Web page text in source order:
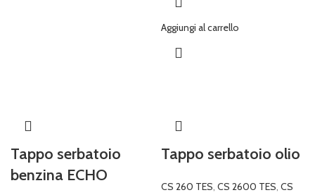
Aggiungi al carrello
Tappo serbatoio
benzina ECHO
Tappo serbatoio olio
CS 260 TES, CS 2600 TES, CS